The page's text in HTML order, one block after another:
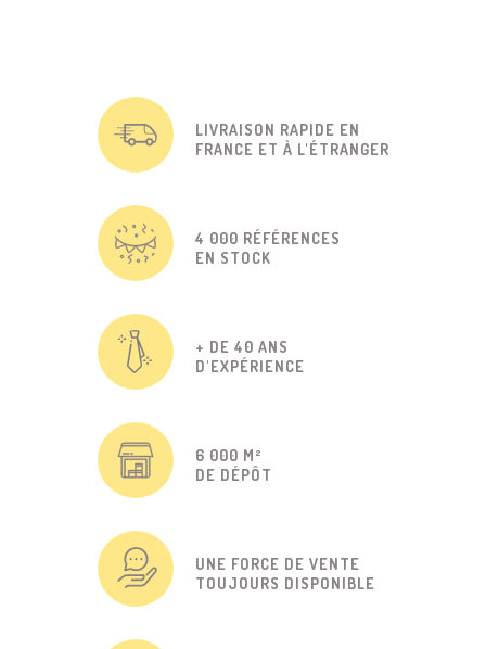
LIVRAISON RAPIDE EN
FRANCE ET À L'ÉTRANGER
4 000 RÉFÉRENCES
EN STOCK
+ DE 40 ANS
D'EXPÉRIENCE
6 000 M²
DE DÉPÔT
UNE FORCE DE VENTE
TOUJOURS DISPONIBLE